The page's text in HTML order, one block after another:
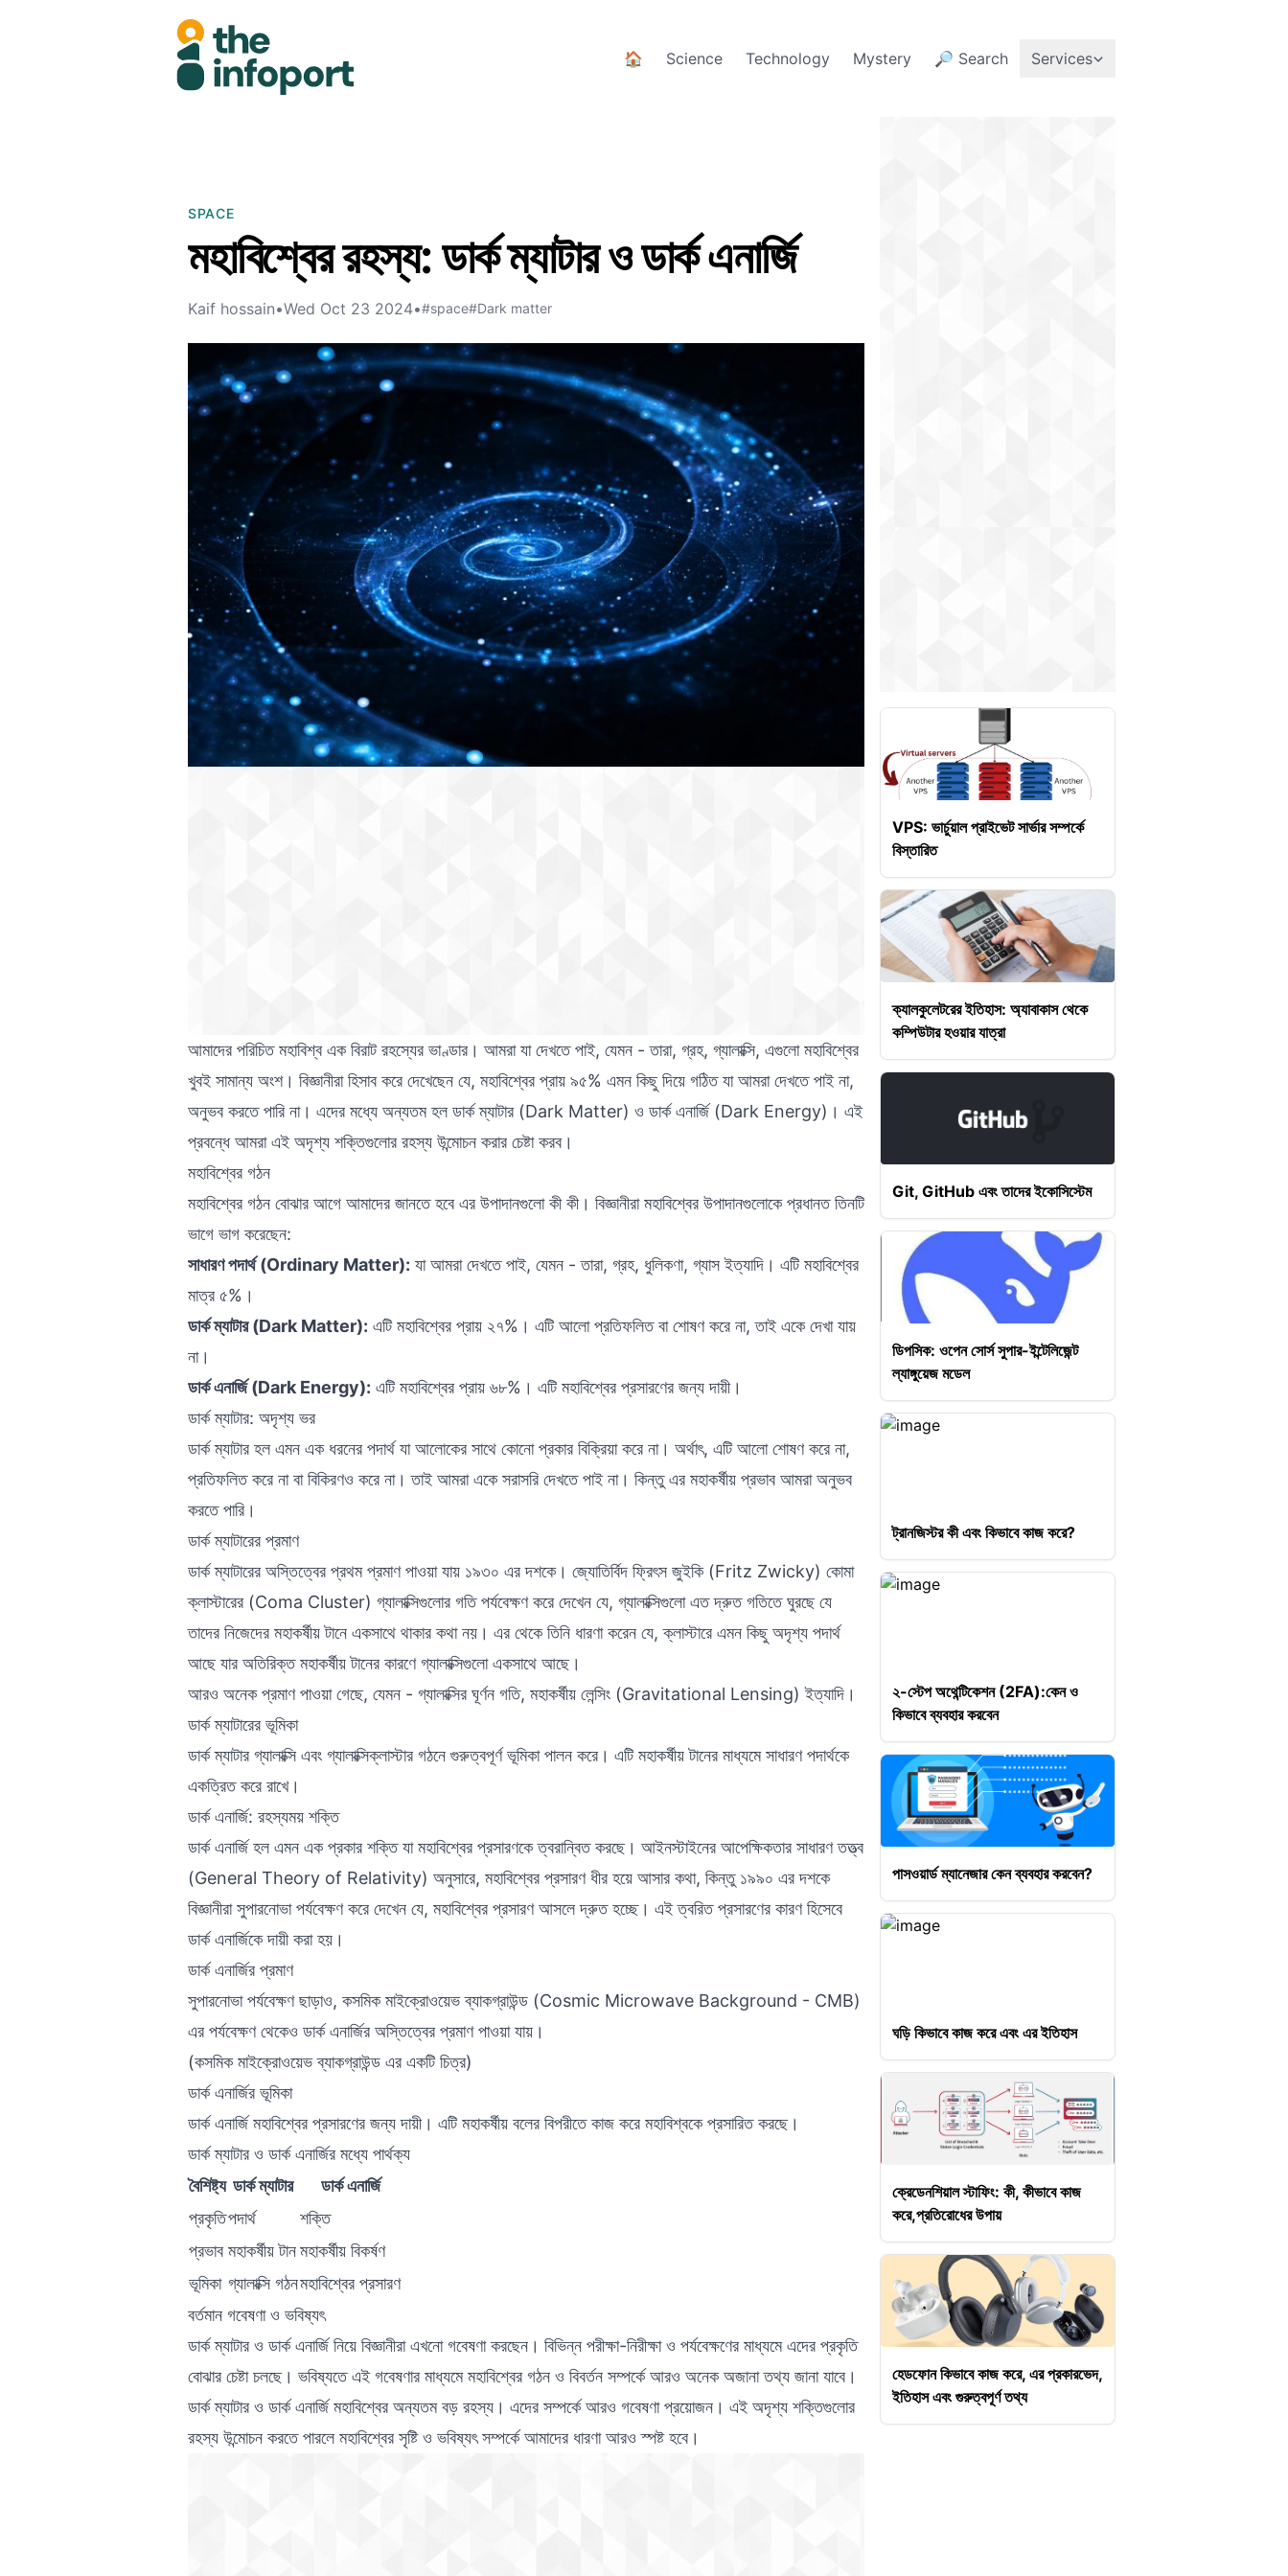
🏠 Science Technology Mystery 🔎 Search Services
SPACE
মহাবিশ্বের রহস্য: ডার্ক ম্যাটার ও ডার্ক এনার্জি
Kaif hossain•Wed Oct 23 2024•#space#Dark matter
আমাদের পরিচিত মহাবিশ্ব এক বিরাট রহস্যের ভাণ্ডার। আমরা যা দেখতে পাই, যেমন - তারা, গ্রহ, গ্যালাক্সি, এগুলো মহাবিশ্বের
খুবই সামান্য অংশ। বিজ্ঞানীরা হিসাব করে দেখেছেন যে, মহাবিশ্বের প্রায় ৯৫% এমন কিছু দিয়ে গঠিত যা আমরা দেখতে পাই না,
অনুভব করতে পারি না। এদের মধ্যে অন্যতম হল ডার্ক ম্যাটার (Dark Matter) ও ডার্ক এনার্জি (Dark Energy)। এই
প্রবন্ধে আমরা এই অদৃশ্য শক্তিগুলোর রহস্য উন্মোচন করার চেষ্টা করব।
মহাবিশ্বের গঠন
মহাবিশ্বের গঠন বোঝার আগে আমাদের জানতে হবে এর উপাদানগুলো কী কী। বিজ্ঞানীরা মহাবিশ্বের উপাদানগুলোকে প্রধানত তিনটি
ভাগে ভাগ করেছেন:
সাধারণ পদার্থ (Ordinary Matter): যা আমরা দেখতে পাই, যেমন - তারা, গ্রহ, ধুলিকণা, গ্যাস ইত্যাদি। এটি মহাবিশ্বের
মাত্র ৫%।
ডার্ক ম্যাটার (Dark Matter): এটি মহাবিশ্বের প্রায় ২৭%। এটি আলো প্রতিফলিত বা শোষণ করে না, তাই একে দেখা যায়
না।
ডার্ক এনার্জি (Dark Energy): এটি মহাবিশ্বের প্রায় ৬৮%। এটি মহাবিশ্বের প্রসারণের জন্য দায়ী।
ডার্ক ম্যাটার: অদৃশ্য ভর
ডার্ক ম্যাটার হল এমন এক ধরনের পদার্থ যা আলোকের সাথে কোনো প্রকার বিক্রিয়া করে না। অর্থাৎ, এটি আলো শোষণ করে না,
প্রতিফলিত করে না বা বিকিরণও করে না। তাই আমরা একে সরাসরি দেখতে পাই না। কিন্তু এর মহাকর্ষীয় প্রভাব আমরা অনুভব
করতে পারি।
ডার্ক ম্যাটারের প্রমাণ
ডার্ক ম্যাটারের অস্তিত্বের প্রথম প্রমাণ পাওয়া যায় ১৯৩০ এর দশকে। জ্যোতির্বিদ ফ্রিৎস জুইকি (Fritz Zwicky) কোমা
ক্লাস্টারের (Coma Cluster) গ্যালাক্সিগুলোর গতি পর্যবেক্ষণ করে দেখেন যে, গ্যালাক্সিগুলো এত দ্রুত গতিতে ঘুরছে যে
তাদের নিজেদের মহাকর্ষীয় টানে একসাথে থাকার কথা নয়। এর থেকে তিনি ধারণা করেন যে, ক্লাস্টারে এমন কিছু অদৃশ্য পদার্থ
আছে যার অতিরিক্ত মহাকর্ষীয় টানের কারণে গ্যালাক্সিগুলো একসাথে আছে।
আরও অনেক প্রমাণ পাওয়া গেছে, যেমন - গ্যালাক্সির ঘূর্ণন গতি, মহাকর্ষীয় লেন্সিং (Gravitational Lensing) ইত্যাদি।
ডার্ক ম্যাটারের ভূমিকা
ডার্ক ম্যাটার গ্যালাক্সি এবং গ্যালাক্সিক্লাস্টার গঠনে গুরুত্বপূর্ণ ভূমিকা পালন করে। এটি মহাকর্ষীয় টানের মাধ্যমে সাধারণ পদার্থকে
একত্রিত করে রাখে।
ডার্ক এনার্জি: রহস্যময় শক্তি
ডার্ক এনার্জি হল এমন এক প্রকার শক্তি যা মহাবিশ্বের প্রসারণকে ত্বরান্বিত করছে। আইনস্টাইনের আপেক্ষিকতার সাধারণ তত্ত্ব
(General Theory of Relativity) অনুসারে, মহাবিশ্বের প্রসারণ ধীর হয়ে আসার কথা, কিন্তু ১৯৯০ এর দশকে
বিজ্ঞানীরা সুপারনোভা পর্যবেক্ষণ করে দেখেন যে, মহাবিশ্বের প্রসারণ আসলে দ্রুত হচ্ছে। এই ত্বরিত প্রসারণের কারণ হিসেবে
ডার্ক এনার্জিকে দায়ী করা হয়।
ডার্ক এনার্জির প্রমাণ
সুপারনোভা পর্যবেক্ষণ ছাড়াও, কসমিক মাইক্রোওয়েভ ব্যাকগ্রাউন্ড (Cosmic Microwave Background - CMB)
এর পর্যবেক্ষণ থেকেও ডার্ক এনার্জির অস্তিত্বের প্রমাণ পাওয়া যায়।
(কসমিক মাইক্রোওয়েভ ব্যাকগ্রাউন্ড এর একটি চিত্র)
ডার্ক এনার্জির ভূমিকা
ডার্ক এনার্জি মহাবিশ্বের প্রসারণের জন্য দায়ী। এটি মহাকর্ষীয় বলের বিপরীতে কাজ করে মহাবিশ্বকে প্রসারিত করছে।
ডার্ক ম্যাটার ও ডার্ক এনার্জির মধ্যে পার্থক্য
বৈশিষ্ট্য ডার্ক ম্যাটার
ডার্ক এনার্জি
প্রকৃতিপদার্থ
শক্তি
প্রভাব মহাকর্ষীয় টানমহাকর্ষীয় বিকর্ষণ
ভূমিকা গ্যালাক্সি গঠনমহাবিশ্বের প্রসারণ
বর্তমান গবেষণা ও ভবিষ্যৎ
ডার্ক ম্যাটার ও ডার্ক এনার্জি নিয়ে বিজ্ঞানীরা এখনো গবেষণা করছেন। বিভিন্ন পরীক্ষা-নিরীক্ষা ও পর্যবেক্ষণের মাধ্যমে এদের প্রকৃতি
বোঝার চেষ্টা চলছে। ভবিষ্যতে এই গবেষণার মাধ্যমে মহাবিশ্বের গঠন ও বিবর্তন সম্পর্কে আরও অনেক অজানা তথ্য জানা যাবে।
ডার্ক ম্যাটার ও ডার্ক এনার্জি মহাবিশ্বের অন্যতম বড় রহস্য। এদের সম্পর্কে আরও গবেষণা প্রয়োজন। এই অদৃশ্য শক্তিগুলোর
রহস্য উন্মোচন করতে পারলে মহাবিশ্বের সৃষ্টি ও ভবিষ্যৎ সম্পর্কে আমাদের ধারণা আরও স্পষ্ট হবে।
VPS: ভার্চুয়াল প্রাইভেট সার্ভার সম্পর্কে
বিস্তারিত
ক্যালকুলেটরের ইতিহাস: অ্যাবাকাস থেকে
কম্পিউটার হওয়ার যাত্রা
Git, GitHub এবং তাদের ইকোসিস্টেম
ডিপসিক: ওপেন সোর্স সুপার-ইন্টেলিজেন্ট
ল্যাঙ্গুয়েজ মডেল
ট্রানজিস্টর কী এবং কিভাবে কাজ করে?
২-স্টেপ অথেন্টিকেশন (2FA):কেন ও
কিভাবে ব্যবহার করবেন
পাসওয়ার্ড ম্যানেজার কেন ব্যবহার করবেন?
ঘড়ি কিভাবে কাজ করে এবং এর ইতিহাস
ক্রেডেনশিয়াল স্টাফিং: কী, কীভাবে কাজ
করে,প্রতিরোধের উপায়
হেডফোন কিভাবে কাজ করে, এর প্রকারভেদ,
ইতিহাস এবং গুরুত্বপূর্ণ তথ্য